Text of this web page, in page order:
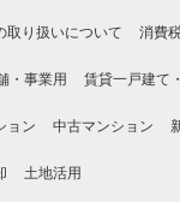
取り扱いについて 消費
・事業用 賃貸一戸建て
ョン 中古マンション
土地活用